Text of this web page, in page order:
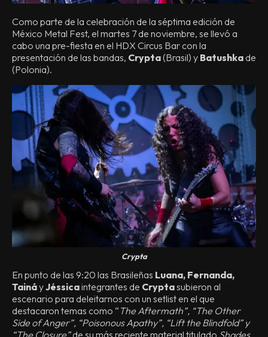
Como parte de la celebración de la séptima edición de
México Metal Fest, el martes 7 de noviembre, se llevó a
cabo una pre-fiesta en el HDX Circus Bar con la
presentación de las bandas, Crypta(Brasil) y Batushka de
(Polonia).
Crypta
En punto de las 9:20 las Brasileñas Luana, Fernanda,
TaináyJéssicaintegrantes de Cryptasubieron al
escenario para deleitarnos con un setlist en el que
destacaron temas como “ The Aftermath”, “The Other
Side of Anger”, “Poisonous Apathy”, “Lift the Blindfold” y
“The Closure”de su más reciente material titulado Shades